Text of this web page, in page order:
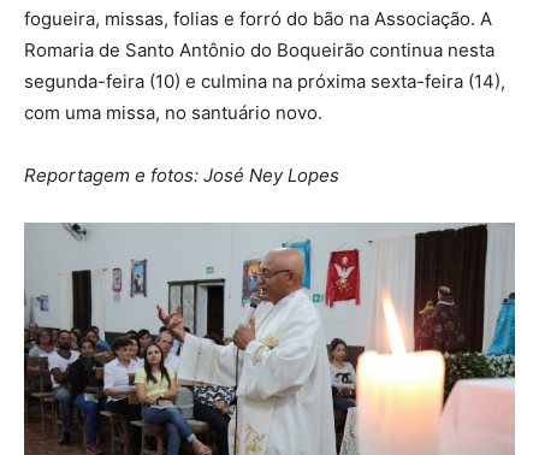
fogueira, missas, folias e forró do bão na Associação. A
Romaria de Santo Antônio do Boqueirão continua nesta
segunda-feira (10) e culmina na próxima sexta-feira (14),
com uma missa, no santuário novo.
Reportagem e fotos: José Ney Lopes